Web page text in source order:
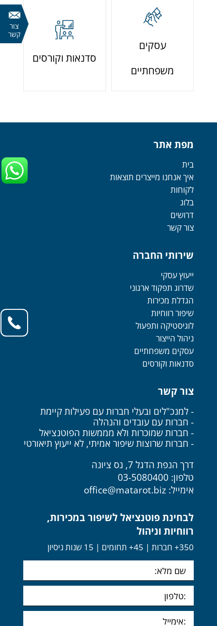
עסקים
משפחתיים
סדנאות וקורסים
מפת אתר
בית
איך אנחנו מייצרים תוצאות
לקוחות
בלוג
דרושים
צור קשר
שירותי החברה
ייעוץ עסקי
שדרוג תפקוד ארגוני
הגדלת מכירות
שיפור רווחיות
לוגיסטיקה ותפעול
ניהול הייצור
עסקים משפחתיים
סדנאות וקורסים
צור קשר
- למנכ"לים ובעלי חברות עם פעילות קיימת
- חברות עם עובדים והנהלה
- חברות שמוכרות ולא מממשות הפוטנציאל
- חברות שרוצות שיפור אמיתי, לא ייעוץ תיאורטי
דרך הנפת הדגל 7, נס ציונה
טלפון: 03-5080400
אימייל: office@matarot.biz
לבחינת פוטנציאל לשיפור במכירות,
רווחיות וניהול
350+ חברות | 45+ תחומים | 15 שנות ניסיון
צור
קשר